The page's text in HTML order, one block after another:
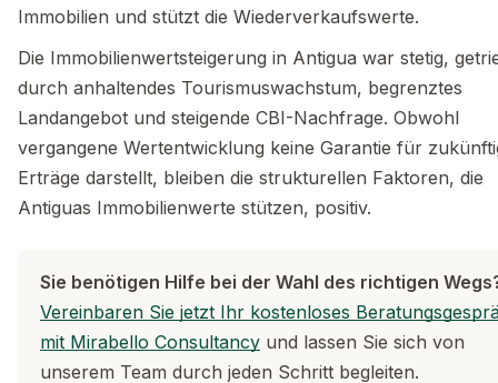
Immobilien und stützt die Wiederverkaufswerte.
Die Immobilienwertsteigerung in Antigua war stetig,
durch anhaltendes Tourismuswachstum, begrenztes
Landangebot und steigende CBI-Nachfrage. Obwohl
vergangene Wertentwicklung keine Garantie für
Erträge darstellt, bleiben die strukturellen Faktoren, die
Antiguas Immobilienwerte stützen, positiv.
Sie benötigen Hilfe bei der Wahl des richtigen
Vereinbaren Sie jetzt Ihr kostenloses
mit Mirabello Consultancy und lassen Sie sich von
unserem Team durch jeden Schritt begleiten.